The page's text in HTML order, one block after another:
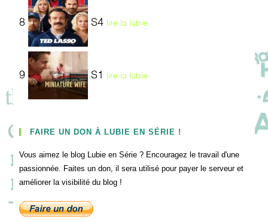
8 S4 lire la lubie
9 S1 lire la lubie
FAIRE UN DON À LUBIE EN SÉRIE !
Vous aimez le blog Lubie en Série ? Encouragez le travail d'une
passionnée. Faites un don, il sera utilisé pour payer le serveur et
améliorer la visibilité du blog !